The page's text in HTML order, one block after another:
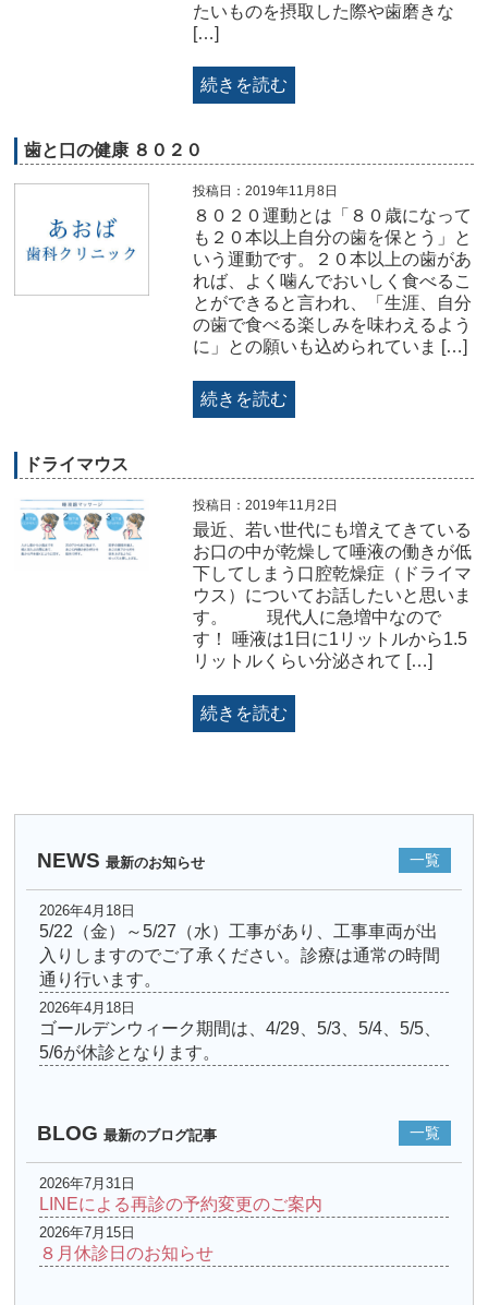
たいものを摂取した際や歯磨きな
[…]
続きを読む
歯と口の健康 ８０２０
投稿日：2019年11月8日
８０２０運動とは「８０歳になって
も２０本以上自分の歯を保とう」と
いう運動です。２０本以上の歯があ
れば、よく噛んでおいしく食べるこ
とができると言われ、「生涯、自分
の歯で食べる楽しみを味わえるよう
に」との願いも込められていま […]
続きを読む
ドライマウス
投稿日：2019年11月2日
最近、若い世代にも増えてきている
お口の中が乾燥して唾液の働きが低
下してしまう口腔乾燥症（ドライマ
ウス）についてお話したいと思いま
す。 現代人に急増中なので
す！ 唾液は1日に1リットルから1.5
リットルくらい分泌されて […]
続きを読む
NEWS 最新のお知らせ 一覧
2026年4月18日
5/22（金）～5/27（水）工事があり、工事車両が出
入りしますのでご了承ください。診療は通常の時間
通り行います。
2026年4月18日
ゴールデンウィーク期間は、4/29、5/3、5/4、5/5、
5/6が休診となります。
BLOG 最新のブログ記事 一覧
2026年7月31日
LINEによる再診の予約変更のご案内
2026年7月15日
８月休診日のお知らせ